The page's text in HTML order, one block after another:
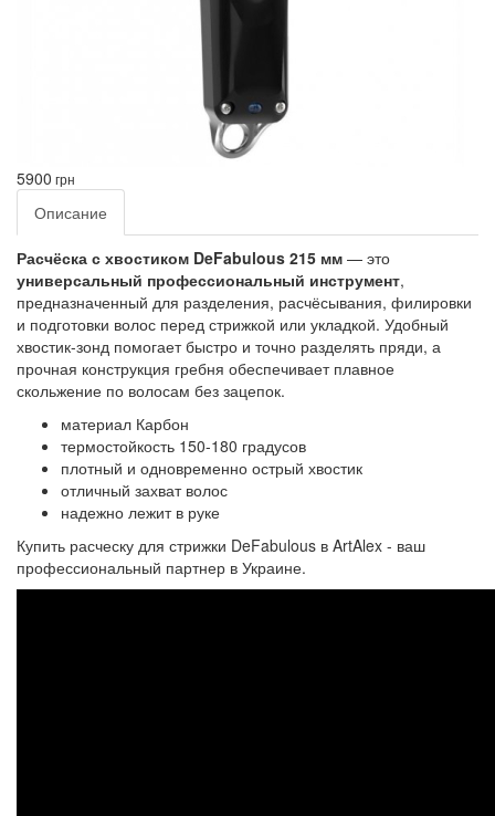
5900 грн
Описание
Расчёска с хвостиком DeFabulous 215 мм — это
универсальный профессиональный инструмент,
предназначенный для разделения, расчёсывания, филировки
и подготовки волос перед стрижкой или укладкой. Удобный
хвостик-зонд помогает быстро и точно разделять пряди, а
прочная конструкция гребня обеспечивает плавное
скольжение по волосам без зацепок.
материал Карбон
термостойкость 150-180 градусов
плотный и одновременно острый хвостик
отличный захват волос
надежно лежит в руке
Купить расческу для стрижки DeFabulous в ArtAlex - ваш
профессиональный партнер в Украине.